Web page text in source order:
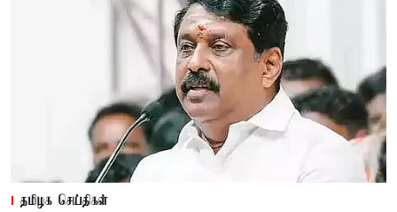
தமிழக செய்திகள்